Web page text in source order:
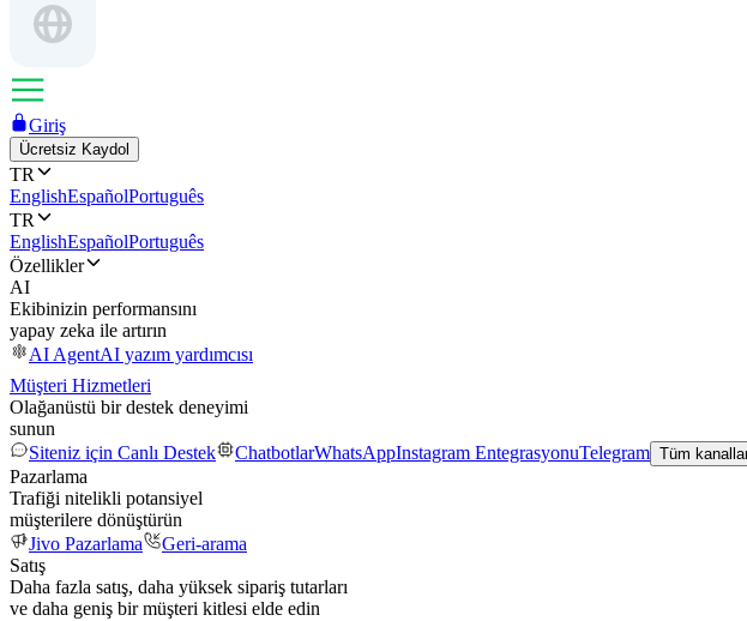
Giriş
Ücretsiz Kaydol
TR
EnglishEspañolPortuguês
TR
EnglishEspañolPortuguês
Özellikler
AI
Ekibinizin performansını
yapay zeka ile artırın
AI AgentAI yazım yardımcısı
Müşteri Hizmetleri
Olağanüstü bir destek deneyimi
sunun
Siteniz için Canlı Destek
ChatbotlarWhatsAppInstagram EntegrasyonuTelegram Tüm
Pazarlama
Trafiği nitelikli potansiyel
müşterilere dönüştürün
Jivo Pazarlama
Geri-arama
Satış
Daha fazla satış, daha yüksek sipariş tutarları
ve daha geniş bir müşteri kitlesi elde edin